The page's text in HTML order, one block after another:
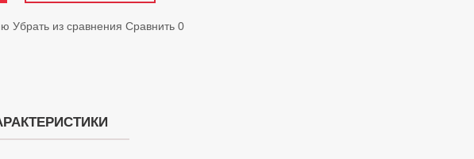
Убрать из сравнения Сравнить 0